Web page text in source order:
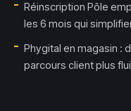
Réinscription Pôle
les 6 mois qui
Phygital en magasin :
parcours client plus